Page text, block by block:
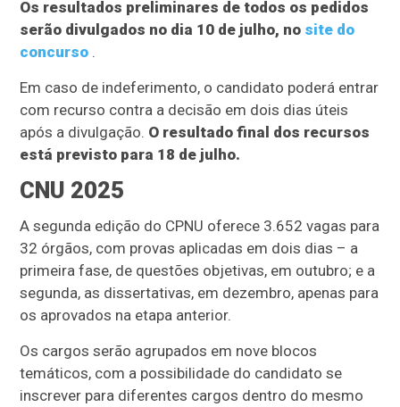
Os resultados preliminares de todos os pedidos
serão divulgados no dia 10 de julho, no site do
concurso .
Em caso de indeferimento, o candidato poderá entrar
com recurso contra a decisão em dois dias úteis
após a divulgação. O resultado final dos recursos
está previsto para 18 de julho.
CNU 2025
A segunda edição do CPNU oferece 3.652 vagas para
32 órgãos, com provas aplicadas em dois dias – a
primeira fase, de questões objetivas, em outubro; e a
segunda, as dissertativas, em dezembro, apenas para
os aprovados na etapa anterior.
Os cargos serão agrupados em nove blocos
temáticos, com a possibilidade do candidato se
inscrever para diferentes cargos dentro do mesmo